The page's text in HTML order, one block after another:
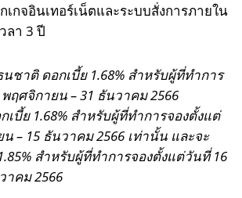
เกจอินเทอร์เน็ตและระบบสั่งการภายใน
ลา 3 ปี
ชาติ ดอกเบี้ย 1.68% สำหรับผู้ที่ทำการ
พฤศจิกายน–31 ธันวาคม2566
เบี้ย 1.68% สำหรับผู้ที่ทำการจองตั้งแต่
น– 15 ธันวาคม2566เท่านั้น และจะ
% สำหรับผู้ที่ทำการจองตั้งแต่วันที่16
าคม2566